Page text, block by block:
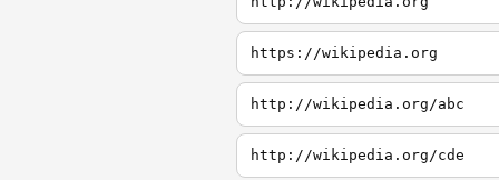
https://wikipedia.org
http://wikipedia.org/abc
http://wikipedia.org/cde